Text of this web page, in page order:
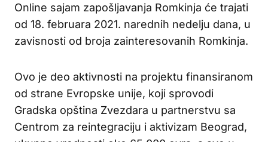
Online sajam zapošljavanja Romkinja će trajati
od 18. februara 2021. narednih nedelju dana, u
zavisnosti od broja zainteresovanih Romkinja.
Ovo je deo aktivnosti na projektu finansiranom
od strane Evropske unije, koji sprovodi
Gradska opština Zvezdara u partnerstvu sa
Centrom za reintegraciju i aktivizam Beograd,